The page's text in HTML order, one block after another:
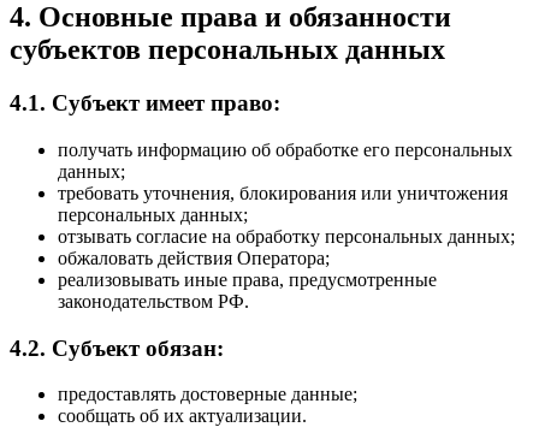
4. Основные права и обязанности
субъектов персональных данных
4.1. Субъект имеет право:
получать информацию об обработке его персональных
данных;
требовать уточнения, блокирования или уничтожения
персональных данных;
отзывать согласие на обработку персональных данных;
обжаловать действия Оператора;
реализовывать иные права, предусмотренные
законодательством РФ.
4.2. Субъект обязан:
предоставлять достоверные данные;
сообщать об их актуализации.